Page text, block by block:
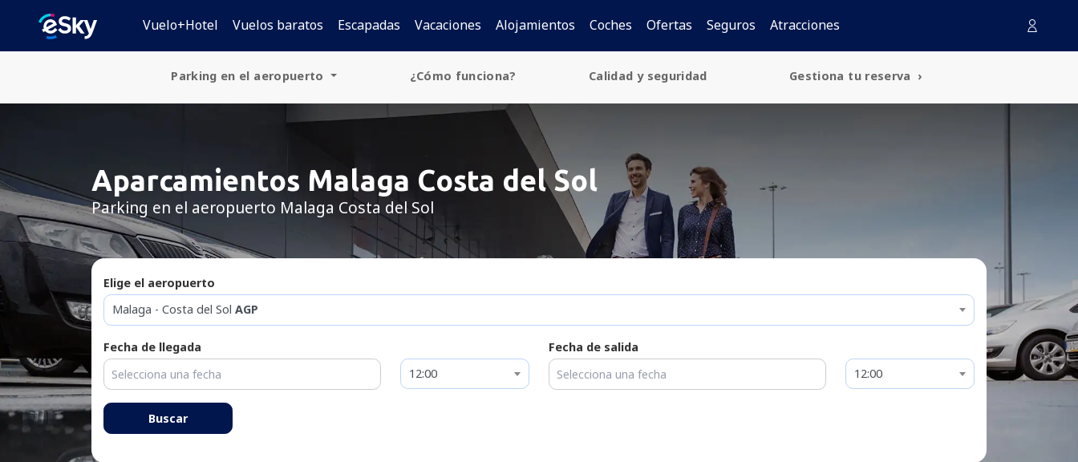
Vuelo+Hotel Vuelos baratos Escapadas Vacaciones Alojamientos Coches Ofertas Seguros Atracciones
Parking en el aeropuerto
Polonia
República Checa
Eslovaquia
Croacia
Austria
Noruega
¿Cómo funciona? Calidad y seguridad Gestiona tu reserva
Aparcamientos Malaga Costa del Sol
Parking en el aeropuerto Malaga Costa del Sol
Elige el aeropuerto
Malaga - Costa del Sol AGP
Fecha de llegada
12:00
Fecha de salida
12:00
Buscar